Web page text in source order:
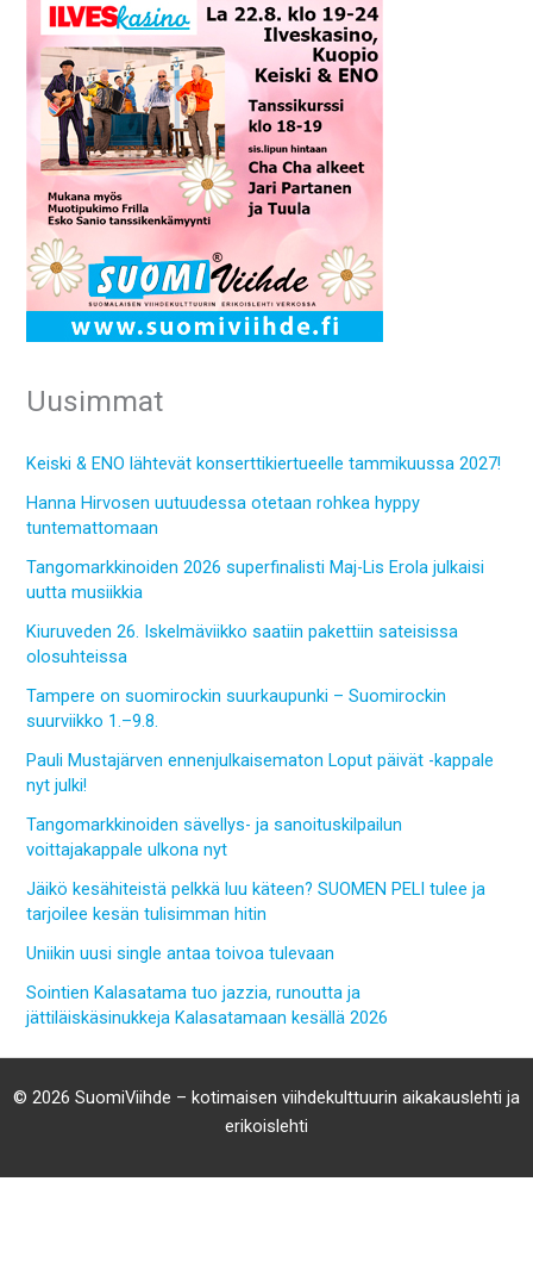
Uusimmat
Keiski & ENO lähtevät konserttikiertueelle tammikuussa 2027!
Hanna Hirvosen uutuudessa otetaan rohkea hyppy
tuntemattomaan
Tangomarkkinoiden 2026 superfinalisti Maj-Lis Erola julkaisi
uutta musiikkia
Kiuruveden 26. Iskelmäviikko saatiin pakettiin sateisissa
olosuhteissa
Tampere on suomirockin suurkaupunki – Suomirockin
suurviikko 1.–9.8.
Pauli Mustajärven ennenjulkaisematon Loput päivät -kappale
nyt julki!
Tangomarkkinoiden sävellys- ja sanoituskilpailun
voittajakappale ulkona nyt
Jäikö kesähiteistä pelkkä luu käteen? SUOMEN PELI tulee ja
tarjoilee kesän tulisimman hitin
Uniikin uusi single antaa toivoa tulevaan
Sointien Kalasatama tuo jazzia, runoutta ja
jättiläiskäsinukkeja Kalasatamaan kesällä 2026
© 2026 SuomiViihde – kotimaisen viihdekulttuurin aikakauslehti ja
erikoislehti